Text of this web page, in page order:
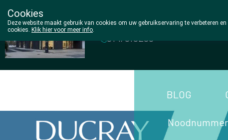
Wezel Pharma
014/810298
BLOG
Cookies
Deze website maakt gebruik van cookies om uw gebruikservaring te verbeteren
cookies. Klik hier voor meer info.